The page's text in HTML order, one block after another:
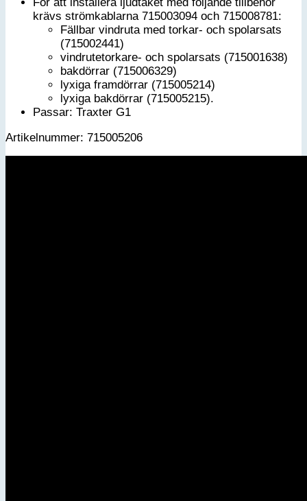
krävs strömkablarna 715003094 och 715008781:
Fällbar vindruta med torkar- och spolarsats
(715002441)
vindrutetorkare- och spolarsats (715001638)
bakdörrar (715006329)
lyxiga framdörrar (715005214)
lyxiga bakdörrar (715005215).
Passar: Traxter G1
Artikelnummer: 715005206